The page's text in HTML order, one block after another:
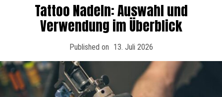
Tattoo Nadeln: Auswahl und
Verwendung im Überblick
Published on 13. Juli 2026